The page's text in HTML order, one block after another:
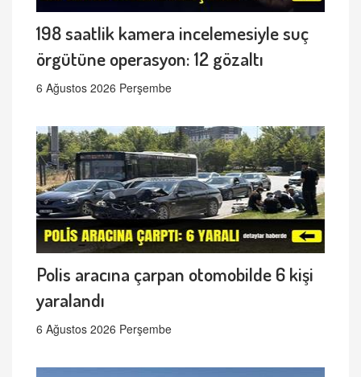
198 saatlik kamera incelemesiyle suç
örgütüne operasyon: 12 gözaltı
6 Ağustos 2026 Perşembe
Polis aracına çarpan otomobilde 6 kişi
yaralandı
6 Ağustos 2026 Perşembe